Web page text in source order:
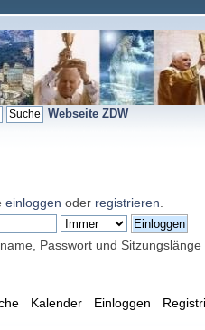
Webseite ZDW
einloggen oder registrieren
Passwort und Sitzungslänge
Kalender Einloggen